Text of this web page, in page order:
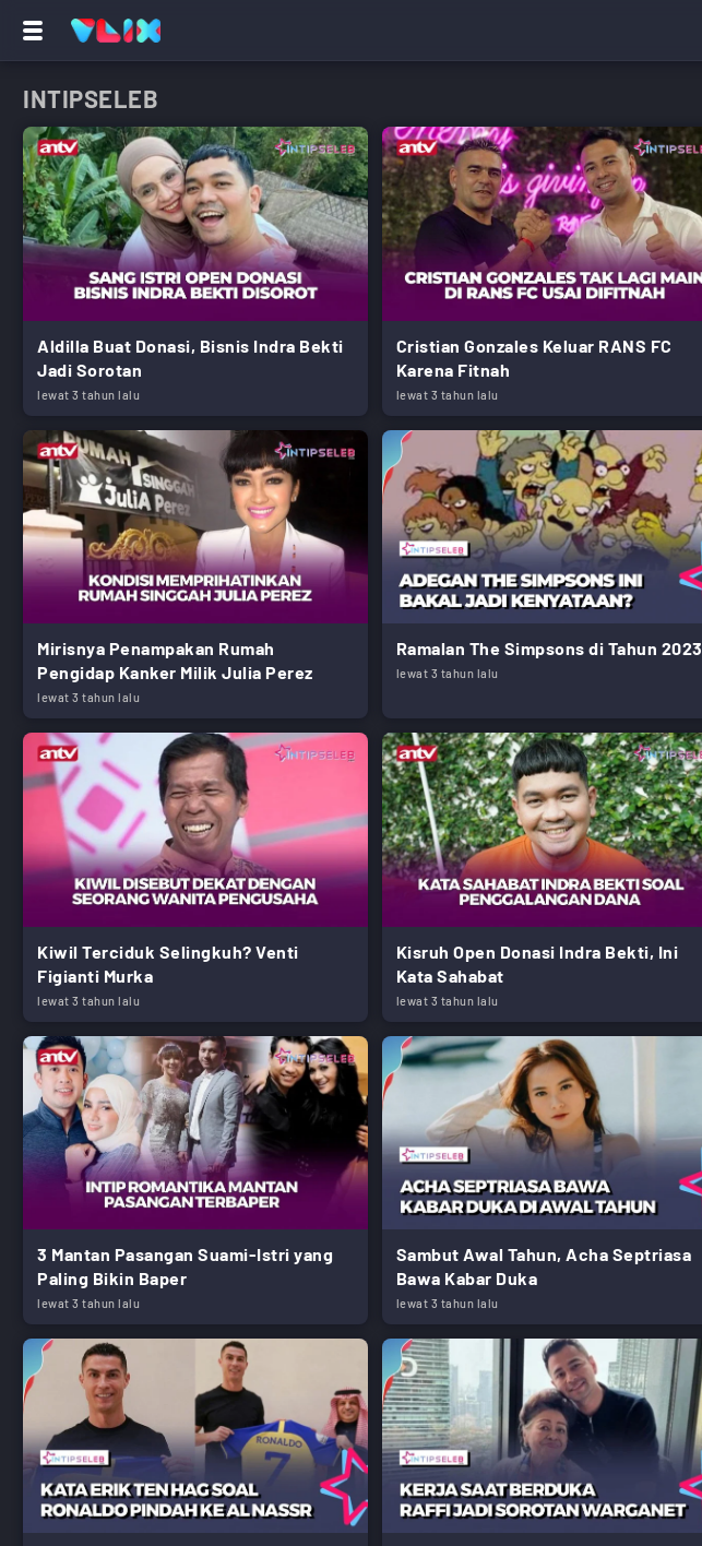
INTIPSELEB
Aldilla Buat Donasi, Bisnis Indra Bekti
Jadi Sorotan
lewat 3 tahun lalu
Cristian Gonzales Keluar RANS FC
Karena Fitnah
lewat 3 tahun lalu
Mirisnya Penampakan Rumah
Pengidap Kanker Milik Julia Perez
lewat 3 tahun lalu
Ramalan The Simpsons di Tahun 2023
lewat 3 tahun lalu
Kiwil Terciduk Selingkuh? Venti
Figianti Murka
lewat 3 tahun lalu
Kisruh Open Donasi Indra Bekti, Ini
Kata Sahabat
lewat 3 tahun lalu
3 Mantan Pasangan Suami-Istri yang
Paling Bikin Baper
lewat 3 tahun lalu
Sambut Awal Tahun, Acha Septriasa
Bawa Kabar Duka
lewat 3 tahun lalu